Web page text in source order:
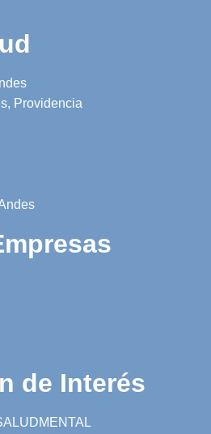
Providencia
de Interés